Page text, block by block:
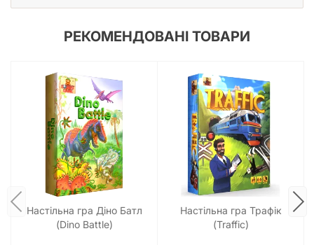
РЕКОМЕНДОВАНІ ТОВАРИ
Настільна гра Діно Батл
(Dino Battle)
Настільна гра Трафік
(Traffic)